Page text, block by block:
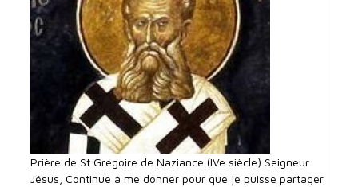
Prière de St Grégoire de Naziance (IVe siècle) Seigneur
Jésus, Continue à me donner pour que je puisse partager